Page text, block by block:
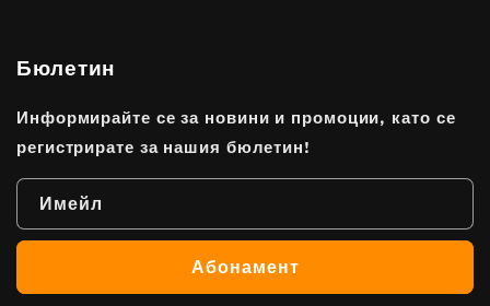
Бюлетин
Информирайте се за новини и промоции, като се
регистрирате за нашия бюлетин!
Имейл
Абонамент